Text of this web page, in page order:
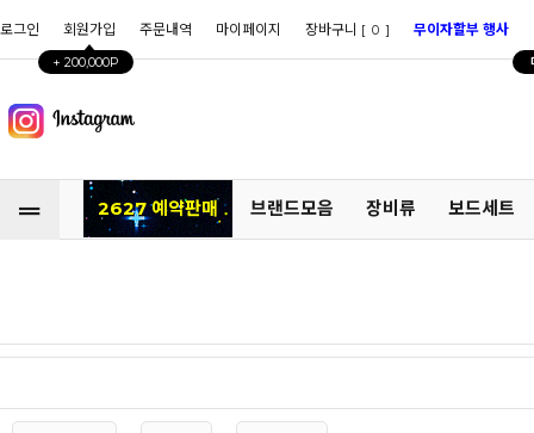
로그인 회원가입
+ 200,000P
주문내역 마이페이지 장바구니 [ 0 ] 무이자할부 행사
2627 예약판매 브랜드모음 장비류 보드세트